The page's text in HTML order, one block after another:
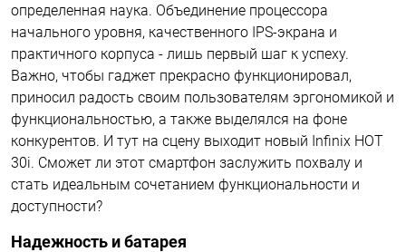
определенная наука. Объединение процессора
начального уровня, качественного IPS-экрана и
практичного корпуса - лишь первый шаг к успеху.
Важно, чтобы гаджет прекрасно функционировал,
приносил радость своим пользователям эргономикой и
функциональностью, а также выделялся на фоне
конкурентов. И тут на сцену выходит новый Infinix HOT
30i. Сможет ли этот смартфон заслужить похвалу и
стать идеальным сочетанием функциональности и
доступности?
Надежность и батарея